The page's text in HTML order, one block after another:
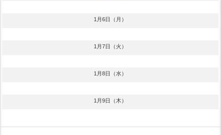
1月6日（月）
1月7日（火）
1月8日（水）
1月9日（木）